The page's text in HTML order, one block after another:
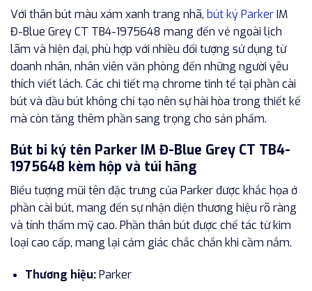
Với thân bút màu xám xanh trang nhã, bút ký ParkerIM
Đ-Blue Grey CT TB4-1975648 mang đến vẻ ngoài lịch
lãm và hiện đại, phù hợp với nhiều đối tượng sử dụng từ
doanh nhân, nhân viên văn phòng đến những người yêu
thích viết lách. Các chi tiết mạ chrome tinh tế tại phần cài
bút và đầu bút không chỉ tạo nên sự hài hòa trong thiết kế
mà còn tăng thêm phần sang trọng cho sản phẩm.
Bút bi ký tên Parker IM Đ-Blue Grey CT TB4-
1975648 kèm hộp và túi hãng
Biểu tượng mũi tên đặc trưng của Parker được khắc họa ở
phần cài bút, mang đến sự nhận diện thương hiệu rõ ràng
và tính thẩm mỹ cao. Phần thân bút được chế tác từ kim
loại cao cấp, mang lại cảm giác chắc chắn khi cầm nắm.
Thương hiệu:Parker